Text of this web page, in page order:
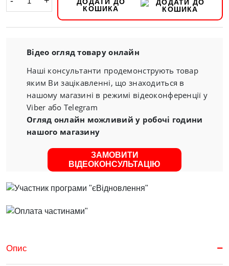
КОШИКА
Відео огляд товару онлайн
Наші консультанти продемонструють товар
яким Ви зацікавленні, що знаходиться в
нашому магазині в режимі відеоконференції у
Viber або Telegram
Огляд онлайн можливий у робочі години
нашого магазину
ЗАМОВИТИ
ВІДЕОКОНСУЛЬТАЦІЮ
Опис